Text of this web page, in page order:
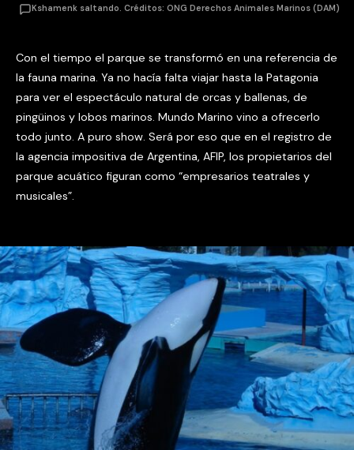
Kshamenk saltando. Créditos: ONG Derechos Animales Marinos (DAM)
Con el tiempo el parque se transformó en una referencia de
la fauna marina. Ya no hacía falta viajar hasta la Patagonia
para ver el espectáculo natural de orcas y ballenas, de
pingüinos y lobos marinos. Mundo Marino vino a ofrecerlo
todo junto. A puro show. Será por eso que en el registro de
la agencia impositiva de Argentina, AFIP, los propietarios del
parque acuático figuran como “empresarios teatrales y
musicales”.